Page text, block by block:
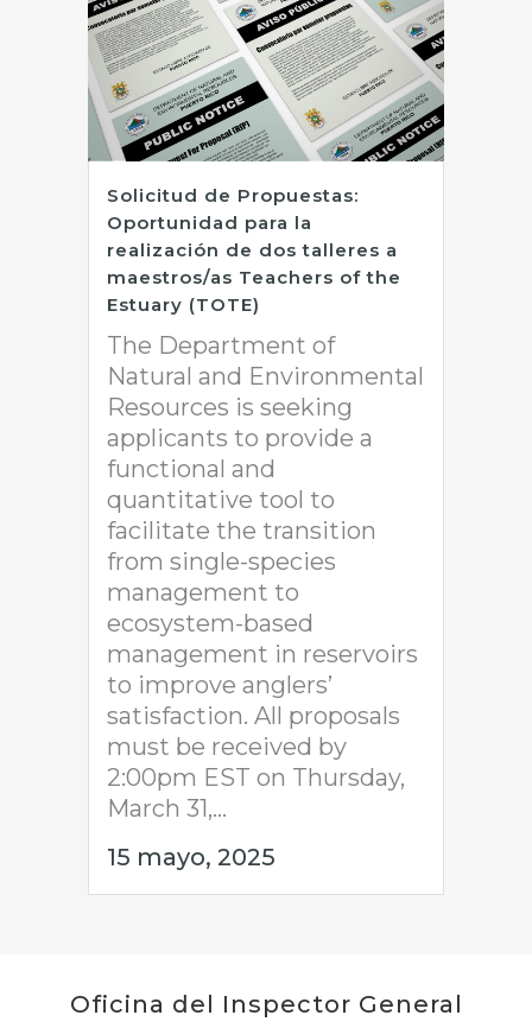
Solicitud de Propuestas:
Oportunidad para la
realización de dos talleres a
maestros/as Teachers of the
Estuary (TOTE)
The Department of
Natural and Environmental
Resources is seeking
applicants to provide a
functional and
quantitative tool to
facilitate the transition
from single-species
management to
ecosystem-based
management in reservoirs
to improve anglers’
satisfaction. All proposals
must be received by
2:00pm EST on Thursday,
March 31,...
15 mayo, 2025
Oficina del Inspector General